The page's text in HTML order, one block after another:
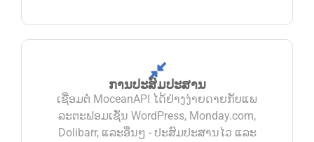
ການປະສົມປະສານ
ເຊື່ອມຕໍ່ MoceanAPI ໄດ້ຢ່າງງ່າຍດາຍກັບແພ
ລະຕະຟອມເຊັ່ນ WordPress, Monday.com,
Dolibarr, ແລະອື່ນໆ - ປະສົມປະສານໄວ ແລະ